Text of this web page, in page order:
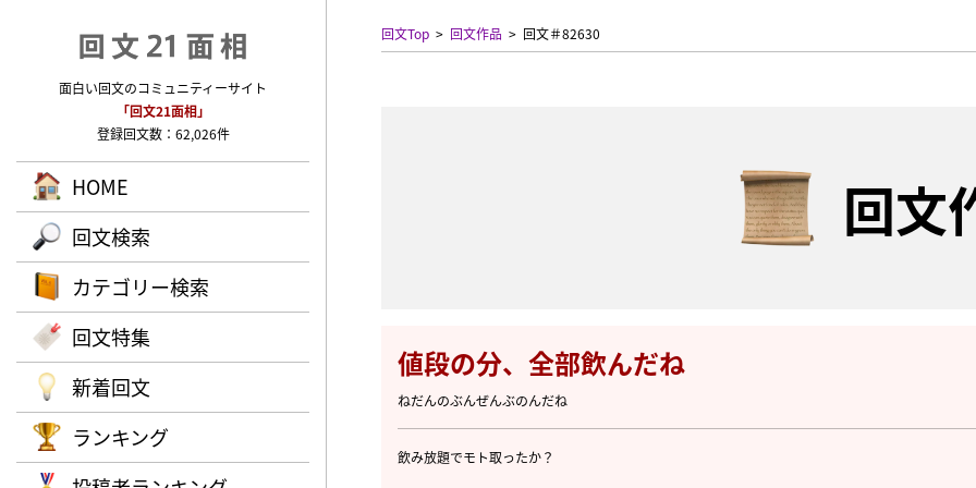
面白い回文のコミュニティーサイト
「回文21面相」
登録回文数：62,026件
HOME
回文検索
カテゴリー検索
回文特集
新着回文
ランキング
回文Top 回文作品 回文＃82630
回文
値段の分、全部飲んだね
ねだんのぶんぜんぶのんだね
飲み放題でモト取ったか？